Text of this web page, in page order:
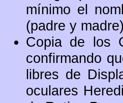
mínimo el
(padre y
Copia de los
confirmando
libres de
oculares